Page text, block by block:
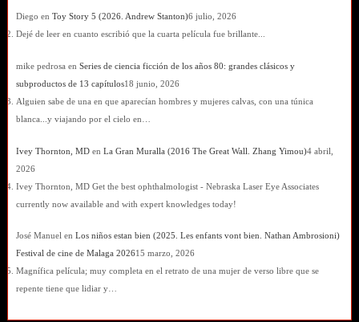
Diego en Toy Story 5 (2026. Andrew Stanton)6 julio, 2026
Dejé de leer en cuanto escribió que la cuarta película fue brillante...
mike pedrosa en Series de ciencia ficción de los años 80: grandes clásicos y
subproductos de 13 capítulos18 junio, 2026
Alguien sabe de una en que aparecían hombres y mujeres calvas, con una túnica
blanca...y viajando por el cielo en…
Ivey Thornton, MDen La Gran Muralla (2016 The Great Wall. Zhang Yimou)4 abril,
2026
Ivey Thornton, MD Get the best ophthalmologist - Nebraska Laser Eye Associates
currently now available and with expert knowledges today!
José Manuelen Los niños estan bien (2025. Les enfants vont bien. Nathan Ambrosioni)
Festival de cine de Malaga 202615 marzo, 2026
Magnífica película; muy completa en el retrato de una mujer de verso libre que se
repente tiene que lidiar y…